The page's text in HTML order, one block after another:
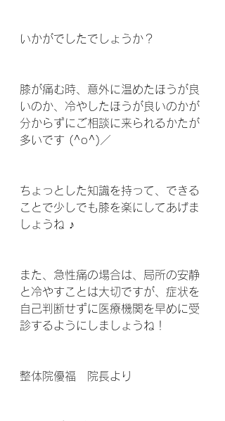
いかがでしたでしょうか？
膝が痛む時、意外に温めたほうが良
いのか、冷やしたほうが良いのかが
分からずにご相談に来られるかたが
多いです (^o^)／
ちょっとした知識を持って、できる
ことで少しでも膝を楽にしてあげま
しょうね ♪
また、急性痛の場合は、局所の安静
と冷やすことは大切ですが、症状を
自己判断せずに医療機関を早めに受
診するようにしましょうね！
整体院優福　院長より